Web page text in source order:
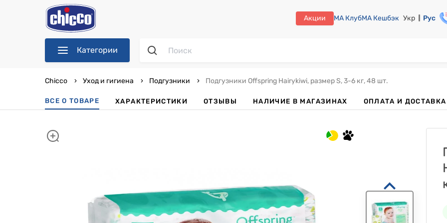
Акции МА КлубМА Кешбэк Укр Рус
Категории
Chicco Уход и гигиена Подгузники Подгузники Offspring Hairykiwi, размер S, 3-6 кг, 48 шт.
ВСЕ О ТОВАРЕ ХАРАКТЕРИСТИКИ ОТЗЫВЫ НАЛИЧИЕ В МАГАЗИНАХ ОПЛАТА И ДОСТАВКА